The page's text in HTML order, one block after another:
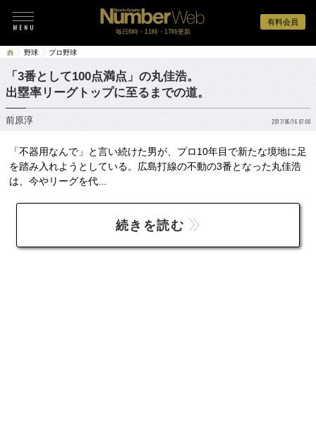
有料会員
毎日6時・11時・17時更新
野球 プロ野球
「3番として100点満点」の丸佳浩。
出塁率リーグトップに至るまでの道。
前原淳 2017/06/16 07:00
「不器用なんで」と言い続けた男が、プロ10年目で新たな境地に足
を踏み入れようとしている。広島打線の不動の3番となった丸佳浩
は、今やリーグを代...
続きを読む